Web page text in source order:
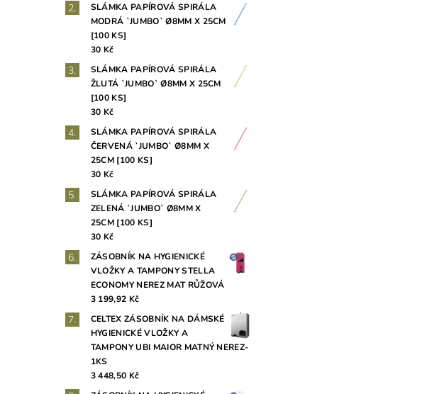
SLÁMKA PAPÍROVÁ SPIRÁLA
MODRÁ `JUMBO` Ø8MM X 25CM
[100 KS]
30 Kč
SLÁMKA PAPÍROVÁ SPIRÁLA
ŽLUTÁ `JUMBO` Ø8MM X 25CM
[100 KS]
30 Kč
SLÁMKA PAPÍROVÁ SPIRÁLA
ČERVENÁ `JUMBO` Ø8MM X
25CM [100 KS]
30 Kč
SLÁMKA PAPÍROVÁ SPIRÁLA
ZELENÁ `JUMBO` Ø8MM X
25CM [100 KS]
30 Kč
ZÁSOBNÍK NA HYGIENICKÉ
VLOŽKY A TAMPONY STELLA
ECONOMY NEREZ MAT RŮŽOVÁ
3 199,92 Kč
CELTEX ZÁSOBNÍK NA DÁMSKÉ
HYGIENICKÉ VLOŽKY A
TAMPONY UBI MAIOR MATNÝ NEREZ-
1KS
3 448,50 Kč